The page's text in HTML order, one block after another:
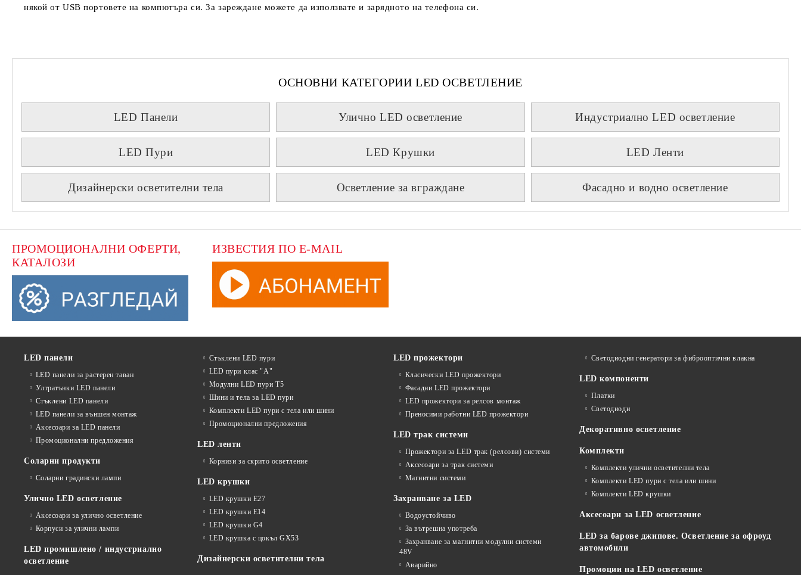
някой от USB портовете на компютъра си. За зареждане можете да използвате и зарядното на телефона си.
ОСНОВНИ КАТЕГОРИИ LED ОСВЕТЛЕНИЕ
LED Панели Улично LED осветление Индустриално LED осветление
LED Пури LED Крушки LED Ленти
Дизайнерски осветителни тела Осветление за вграждане Фасадно и водно осветление
ПРОМОЦИОНАЛНИ ОФЕРТИ,
КАТАЛОЗИ
ИЗВЕСТИЯ ПО E-MAIL
LED панели
LED панели за растерен таван
Ултратънки LED панели
Стъклени LED панели
LED панели за външен монтаж
Аксесоари за LED панели
Промоционални предложения
Соларни продукти
Соларни градински лампи
Улично LED осветление
Аксесоари за улично осветление
Корпуси за улични лампи
LED промишлено / индустриално
осветление
Стъклени LED пури
LED пури клас "А"
Модулни LED пури T5
Шини и тела за LED пури
Комплекти LED пури с тела или шини
Промоционални предложения
LED ленти
Корнизи за скрито осветление
LED крушки
LED крушки E27
LED крушки E14
LED крушки G4
LED крушка с цокъл GX53
Дизайнерски осветителни тела
LED прожектори
Класически LED прожектори
Фасадни LED прожектори
LED прожектори за релсов монтаж
Преносими работни LED прожектори
LED трак системи
Прожектори за LED трак (релсови) системи
Аксесоари за трак системи
Магнитни системи
Захранване за LED
Водоустойчиво
За вътрешна употреба
Захранване за магнитни модулни системи
48V
Аварийно
Светодиодни генератори за фиброоптични влакна
LED компоненти
Платки
Светодиоди
Декоративно осветление
Комплекти
Комплекти улични осветителни тела
Комплекти LED пури с тела или шини
Комплекти LED крушки
Аксесоари за LED осветление
LED за барове джипове. Осветление за офроуд
автомобили
Промоции на LED осветление